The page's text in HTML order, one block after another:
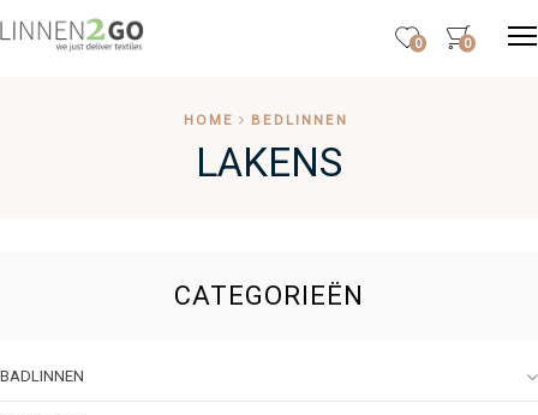
0 0
HOME BEDLINNEN
LAKENS
CATEGORIEËN
BADLINNEN